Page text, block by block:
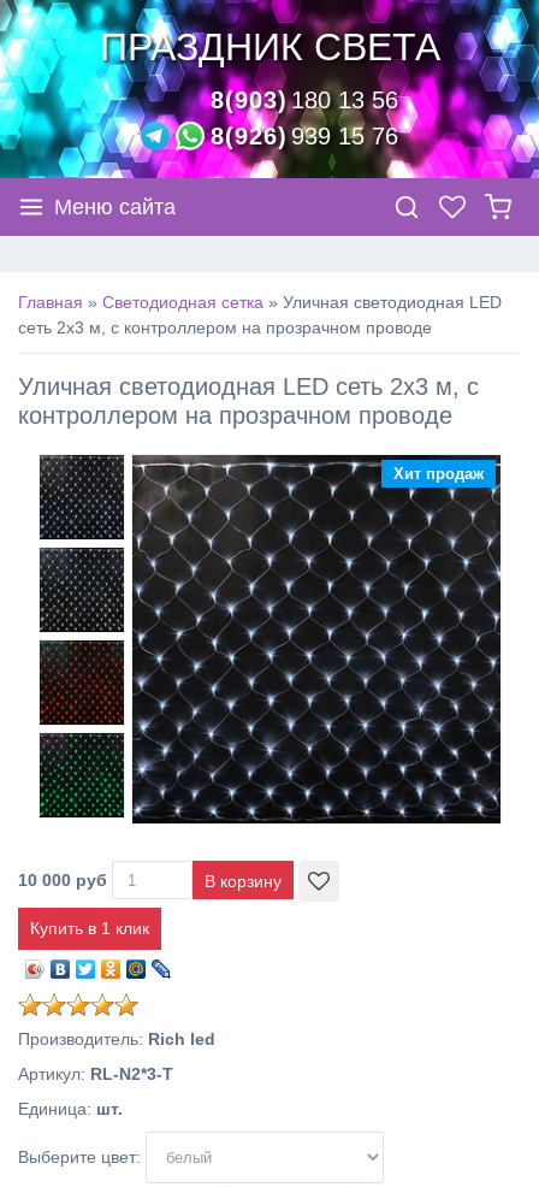
ПРАЗДНИК СВЕТА
8(903)180 13 56
8(926)939 15 76
Меню сайта
Главная » Светодиодная сетка » Уличная светодиодная LED
сеть 2х3 м, с контроллером на прозрачном проводе
Уличная светодиодная LED сеть 2х3 м, с
контроллером на прозрачном проводе
Хит продаж
10 000 руб
Купить в 1 клик
Производитель: Rich led
Артикул: RL-N2*3-T
Единица: шт.
Выберите цвет: